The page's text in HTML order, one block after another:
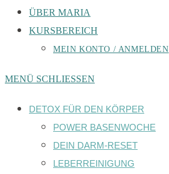
ÜBER MARIA
KURSBEREICH
MEIN KONTO / ANMELDEN
MENÜ SCHLIESSEN
DETOX FÜR DEN KÖRPER
POWER BASENWOCHE
DEIN DARM-RESET
LEBERREINIGUNG